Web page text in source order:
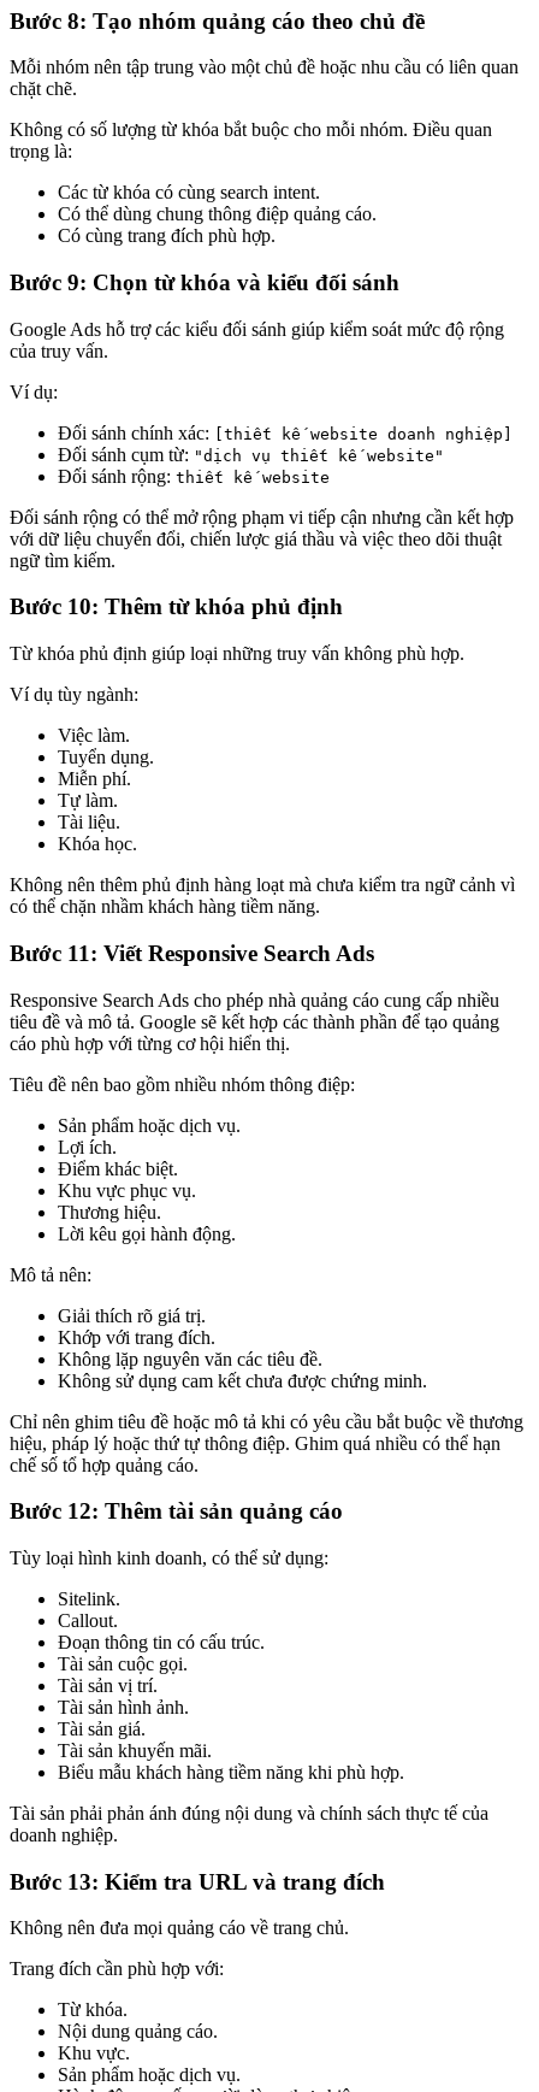
Bước 8: Tạo nhóm quảng cáo theo chủ đề
Mỗi nhóm nên tập trung vào một chủ đề hoặc nhu cầu có liên quan
chặt chẽ.
Không có số lượng từ khóa bắt buộc cho mỗi nhóm. Điều quan
trọng là:
Các từ khóa có cùng search intent.
Có thể dùng chung thông điệp quảng cáo.
Có cùng trang đích phù hợp.
Bước 9: Chọn từ khóa và kiểu đối sánh
Google Ads hỗ trợ các kiểu đối sánh giúp kiểm soát mức độ rộng
của truy vấn.
Ví dụ:
Đối sánh chính xác: [thiết kế website doanh nghiệp]
Đối sánh cụm từ: "dịch vụ thiết kế website"
Đối sánh rộng: thiết kế website
Đối sánh rộng có thể mở rộng phạm vi tiếp cận nhưng cần kết hợp
với dữ liệu chuyển đổi, chiến lược giá thầu và việc theo dõi thuật
ngữ tìm kiếm.
Bước 10: Thêm từ khóa phủ định
Từ khóa phủ định giúp loại những truy vấn không phù hợp.
Ví dụ tùy ngành:
Việc làm.
Tuyển dụng.
Miễn phí.
Tự làm.
Tài liệu.
Khóa học.
Không nên thêm phủ định hàng loạt mà chưa kiểm tra ngữ cảnh vì
có thể chặn nhầm khách hàng tiềm năng.
Bước 11: Viết Responsive Search Ads
Responsive Search Ads cho phép nhà quảng cáo cung cấp nhiều
tiêu đề và mô tả. Google sẽ kết hợp các thành phần để tạo quảng
cáo phù hợp với từng cơ hội hiển thị.
Tiêu đề nên bao gồm nhiều nhóm thông điệp:
Sản phẩm hoặc dịch vụ.
Lợi ích.
Điểm khác biệt.
Khu vực phục vụ.
Thương hiệu.
Lời kêu gọi hành động.
Mô tả nên:
Giải thích rõ giá trị.
Khớp với trang đích.
Không lặp nguyên văn các tiêu đề.
Không sử dụng cam kết chưa được chứng minh.
Chỉ nên ghim tiêu đề hoặc mô tả khi có yêu cầu bắt buộc về thương
hiệu, pháp lý hoặc thứ tự thông điệp. Ghim quá nhiều có thể hạn
chế số tổ hợp quảng cáo.
Bước 12: Thêm tài sản quảng cáo
Tùy loại hình kinh doanh, có thể sử dụng:
Sitelink.
Callout.
Đoạn thông tin có cấu trúc.
Tài sản cuộc gọi.
Tài sản vị trí.
Tài sản hình ảnh.
Tài sản giá.
Tài sản khuyến mãi.
Biểu mẫu khách hàng tiềm năng khi phù hợp.
Tài sản phải phản ánh đúng nội dung và chính sách thực tế của
doanh nghiệp.
Bước 13: Kiểm tra URL và trang đích
Không nên đưa mọi quảng cáo về trang chủ.
Trang đích cần phù hợp với:
Từ khóa.
Nội dung quảng cáo.
Khu vực.
Sản phẩm hoặc dịch vụ.